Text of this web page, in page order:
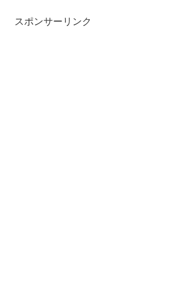
スポンサーリンク